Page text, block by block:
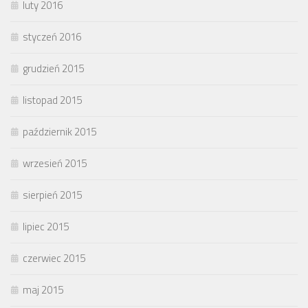
luty 2016
styczeń 2016
grudzień 2015
listopad 2015
październik 2015
wrzesień 2015
sierpień 2015
lipiec 2015
czerwiec 2015
maj 2015